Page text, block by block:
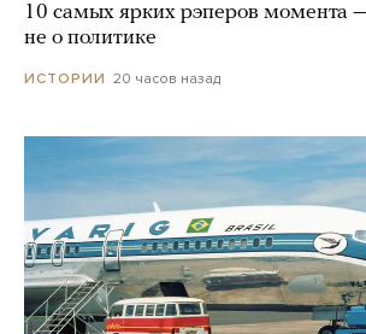
10 самых ярких рэперов момента
не о политике
ИСТОРИИ 20 часов назад